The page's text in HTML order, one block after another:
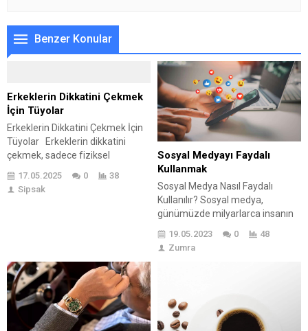
Benzer Konular
Erkeklerin Dikkatini Çekmek
İçin Tüyolar
Erkeklerin Dikkatini Çekmek İçin
Tüyolar Erkeklerin dikkatini
çekmek, sadece fiziksel
Kendi değerinizi bilmek, kendinizi
sevmek ve içsel güzellikleri ön
etmek ve içsel çekiciliğinizi
ortaya çıkarmak, gerçek bir...
17.05.2025 0
38
Sipsak
Sosyal Medyayı Faydalı
Kullanmak
Sosyal Medya Nasıl Faydalı
Kullanılır? Sosyal medya,
günümüzde milyarlarca insanın
hayatının bir parçası haline geldi.
Bu platformlar, iletişim, paylaşım
ve bağlantı kurma gibi birçok
günlük hayatta insanlar için
önemli bir role sahip olmasıdır.
İşletmeler içinse, medya
19.05.2023 0
48
Zumra